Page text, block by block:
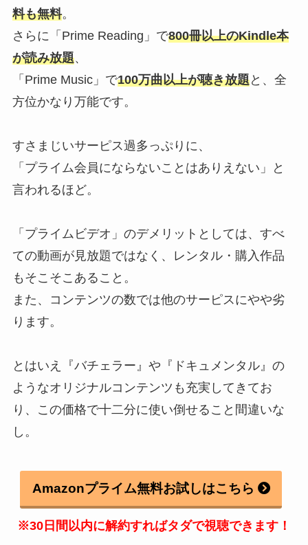
料も無料。
さらに「Prime Reading」で800冊以上のKindle本
が読み放題、
「Prime Music」で100万曲以上が聴き放題と、全
方位かなり万能です。
すさまじいサーピス過多っぷりに、
「プライム会員にならないことはありえない」と
言われるほど。
「プライムビデオ」のデメリットとしては、すべ
ての動画が見放題ではなく、レンタル・購入作品
もそこそこあること。
また、コンテンツの数では他のサーピスにやや劣
ります。
とはいえ『バチェラー』や『ドキュメンタル』の
ようなオリジナルコンテンツも充実してきてお
り、この価格で十二分に使い倒せること間違いな
し。
Amazonプライム無料お試しはこちら
※30日間以内に解約すればタダで視聴できます！